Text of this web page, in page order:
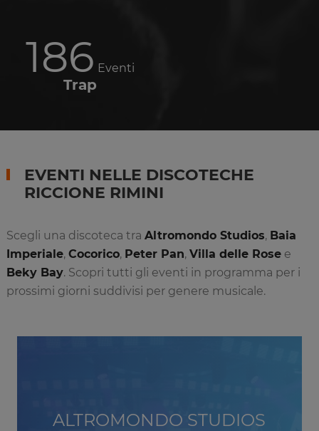
186 Eventi
Trap
EVENTI NELLE DISCOTECHE
RICCIONE RIMINI
Scegli una discoteca tra Altromondo Studios, Baia
Imperiale, Cocorico, Peter Pan, Villa delle Rosee
Beky Bay. Scopri tutti gli eventi in programma per i
prossimi giorni suddivisi per genere musicale.
ALTROMONDO STUDIOS